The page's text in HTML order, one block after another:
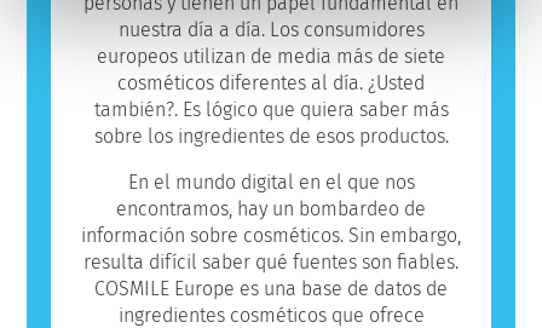
utilicen.nuestra día a día. Los consumidores
europeos utilizan de media más de siete
cosméticos diferentes al día. ¿Usted
también?. Es lógico que quiera saber más
sobre los ingredientes de esos productos.
En el mundo digital en el que nos
encontramos, hay un bombardeo de
información sobre cosméticos. Sin embargo,
resulta difícil saber qué fuentes son fiables.
COSMILE Europe es una base de datos de
ingredientes cosméticos que ofrece